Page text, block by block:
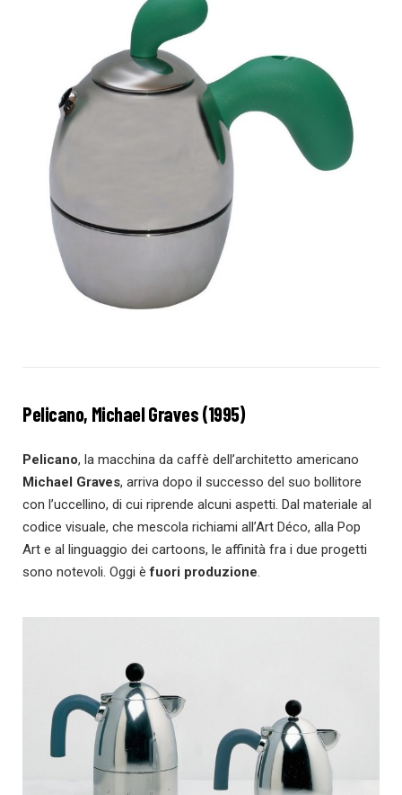
Pelicano, Michael Graves (1995)
Pelicano, la macchina da caffè dell’architetto americano
Michael Graves, arriva dopo il successo del suo bollitore
con l’uccellino, di cui riprende alcuni aspetti. Dal materiale al
codice visuale, che mescola richiami all’Art Déco, alla Pop
Art e al linguaggio dei cartoons, le affinità fra i due progetti
sono notevoli. Oggi èfuori produzione.